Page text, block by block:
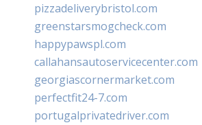
pizzadeliverybristol.com
greenstarsmogcheck.com
happypawspl.com
callahansautoservicecenter.com
georgiascornermarket.com
perfectfit24-7.com
portugalprivatedriver.com